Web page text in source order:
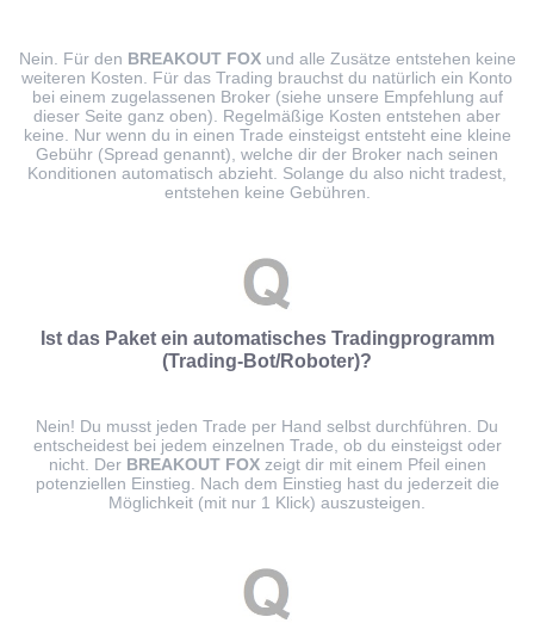
Nein. Für den BREAKOUT FOXund alle Zusätze entstehen keine
weiteren Kosten. Für das Trading brauchst du natürlich ein Konto
bei einem zugelassenen Broker (siehe unsere Empfehlung auf
dieser Seite ganz oben). Regelmäßige Kosten entstehen aber
keine. Nur wenn du in einen Trade einsteigst entsteht eine kleine
Gebühr (Spread genannt), welche dir der Broker nach seinen
Konditionen automatisch abzieht. Solange du also nicht tradest,
entstehen keine Gebühren.
Ist das Paket ein automatisches Tradingprogramm
(Trading-Bot/Roboter)?
Nein! Du musst jeden Trade per Hand selbst durchführen. Du
entscheidest bei jedem einzelnen Trade, ob du einsteigst oder
nicht. Der BREAKOUT FOX zeigt dir mit einem Pfeil einen
potenziellen Einstieg. Nach dem Einstieg hast du jederzeit die
Möglichkeit (mit nur 1 Klick) auszusteigen.